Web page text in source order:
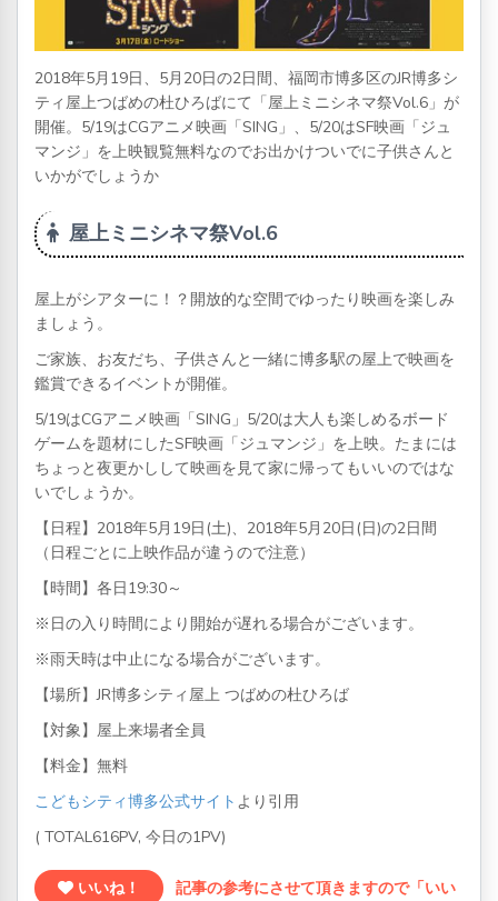
2018年5月19日、5月20日の2日間、福岡市博多区のJR博多シ
ティ屋上つばめの杜ひろばにて「屋上ミニシネマ祭Vol.6」が
開催。5/19はCGアニメ映画「SING」、5/20はSF映画「ジュ
マンジ」を上映観覧無料なのでお出かけついでに子供さんと
いかがでしょうか
屋上ミニシネマ祭Vol.6
屋上がシアターに！？開放的な空間でゆったり映画を楽しみ
ましょう。
ご家族、お友だち、子供さんと一緒に博多駅の屋上で映画を
鑑賞できるイベントが開催。
5/19はCGアニメ映画「SING」5/20は大人も楽しめるボード
ゲームを題材にしたSF映画「ジュマンジ」を上映。たまには
ちょっと夜更かしして映画を見て家に帰ってもいいのではな
いでしょうか。
【日程】2018年5月19日(土)、2018年5月20日(日)の2日間
（日程ごとに上映作品が違うので注意）
【時間】各日19:30～
※日の入り時間により開始が遅れる場合がございます。
※雨天時は中止になる場合がございます。
【場所】JR博多シティ屋上 つばめの杜ひろば
【対象】屋上来場者全員
【料金】無料
こどもシティ博多公式サイト より引用
( TOTAL616PV, 今日の1PV)
いいね！ 記事の参考にさせて頂きますので「いい